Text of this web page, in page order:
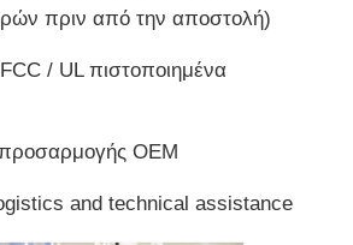
πριν από την αποστολή)
/ UL πιστοποιημένα
OEM
and technical assistance